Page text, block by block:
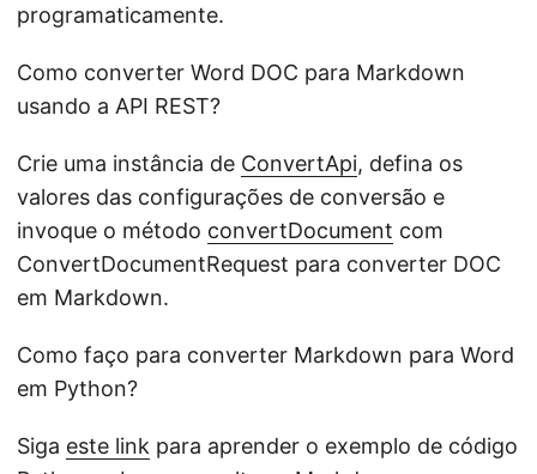
programaticamente.
Como converter Word DOC para Markdown
usando a API REST?
Crie uma instância de ConvertApi, defina os
valores das configurações de conversão e
invoque o método convertDocument com
ConvertDocumentRequest para converter DOC
em Markdown.
Como faço para converter Markdown para Word
em Python?
Siga este link para aprender o exemplo de código